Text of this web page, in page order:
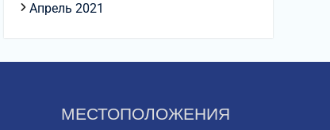
Апрель 2021
МЕСТОПОЛОЖЕНИЯ